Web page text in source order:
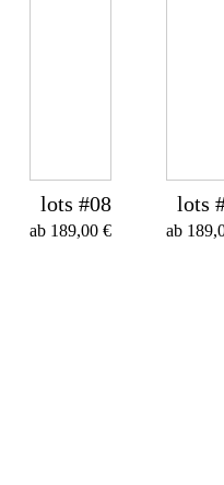
lots #08
ab 189,00 €
lots
ab